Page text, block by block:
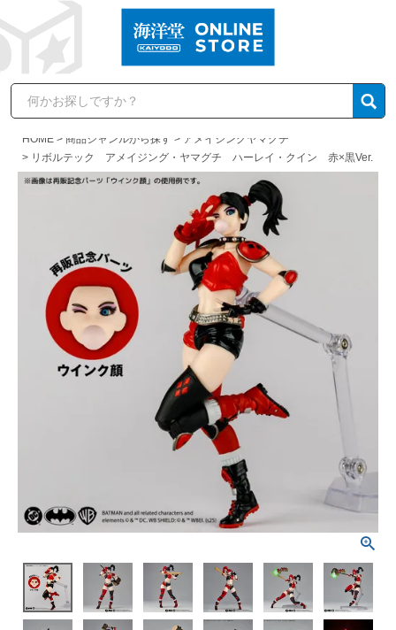
HOME 商品ジャンルから探す
アメイジングヤマグチ
リボルテック アメイジング・ヤマグチ ハーレイ・クイン 赤×黒Ver.